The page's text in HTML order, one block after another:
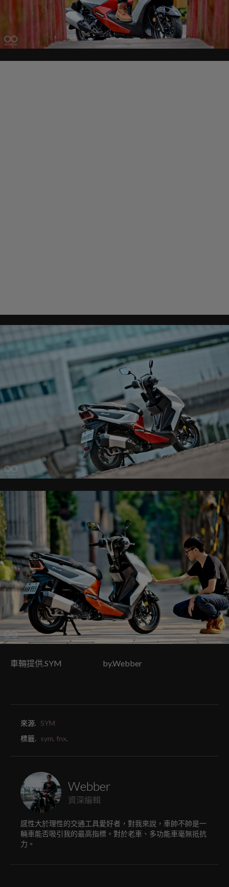
車輛提供.SYM by.Webber
來源. SYM
標籤. sym, fnx,
Webber
資深編輯
感性大於理性的交通工具愛好者，對我來說，車帥不帥是一
輛車能否吸引我的最高指標。對於老車、多功能車毫無抵抗
力。